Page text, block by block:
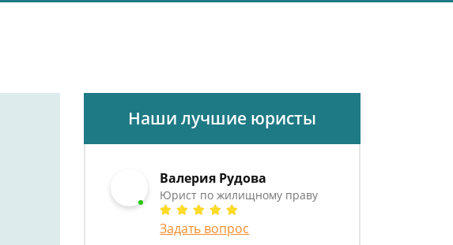
Наши лучшие юристы
Валерия Рудова
Юрист по жилищному праву
Задать вопрос